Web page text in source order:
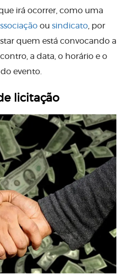
irá ocorrer, como uma
ou sindicato , por
quem está convocando a
a data, o horário e o
evento.
licitação